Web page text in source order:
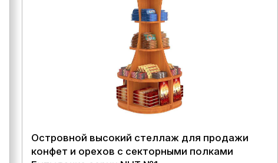
Островной высокий стеллаж для продажи
конфет и орехов с секторными полками